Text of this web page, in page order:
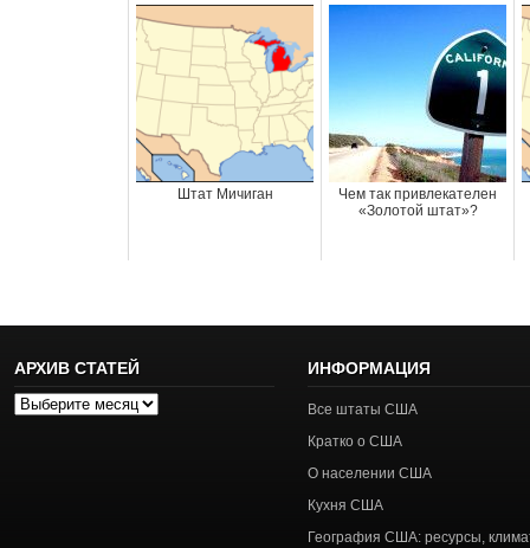
Штат Мичиган
Чем так привлекателен
«Золотой штат»?
АРХИВ СТАТЕЙ
Архив
ИНФОРМАЦИЯ
Все штаты США
Кратко о США
О населении США
Кухня США
География США: ресурсы,